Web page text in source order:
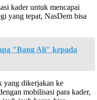
kader untuk mencapai
yang tepat, NasDem bisa
"Bang Ali" kepada
yang dikerjakan ke
mobilisasi para kader,